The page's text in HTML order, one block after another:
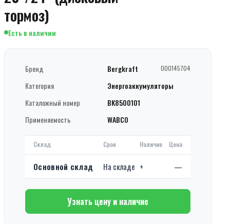
тормоз)
Есть в наличии
Бренд Bergkraft 000145704
Категория
Энергоаккумуляторы
Каталожный номер
BK8500101
Применяемость
WABCO
Склад Срок Наличие Цена
Основной склад На складе + —
Узнать цену и наличие